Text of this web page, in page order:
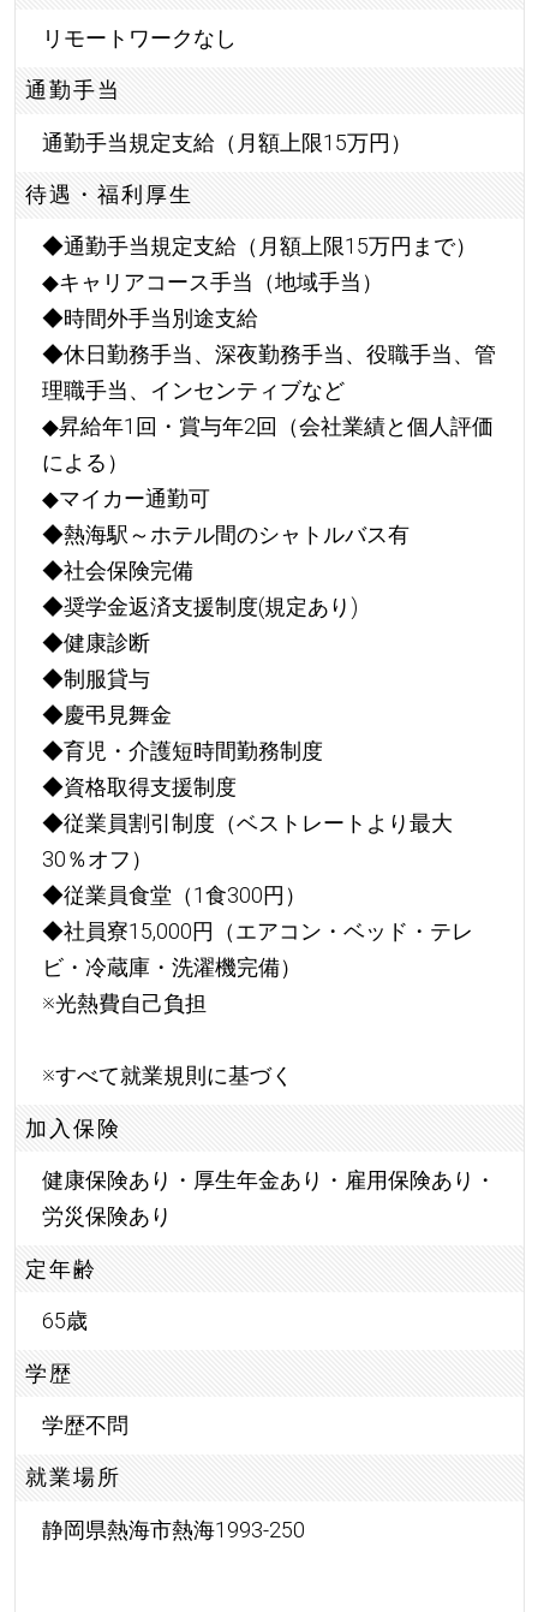
リモートワークなし
通勤手当
通勤手当規定支給（月額上限15万円）
待遇・福利厚生
◆通勤手当規定支給（月額上限15万円まで）
◆キャリアコース手当（地域手当）
◆時間外手当別途支給
◆休日勤務手当、深夜勤務手当、役職手当、管
理職手当、インセンティブなど
◆昇給年1回・賞与年2回（会社業績と個人評価
による）
◆マイカー通勤可
◆熱海駅～ホテル間のシャトルバス有
◆社会保険完備
◆奨学金返済支援制度(規定あり)
◆健康診断
◆制服貸与
◆慶弔見舞金
◆育児・介護短時間勤務制度
◆資格取得支援制度
◆従業員割引制度（ベストレートより最大
30％オフ）
◆従業員食堂（1食300円）
◆社員寮15,000円（エアコン・ベッド・テレ
ビ・冷蔵庫・洗濯機完備）
※光熱費自己負担
※すべて就業規則に基づく
加入保険
健康保険あり・厚生年金あり・雇用保険あり・
労災保険あり
定年齢
65歳
学歴
学歴不問
就業場所
静岡県熱海市熱海1993-250